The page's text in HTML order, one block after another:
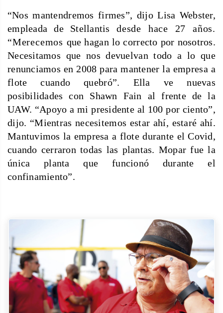
“Nos mantendremos firmes”, dijo Lisa Webster,
empleada de Stellantis desde hace 27 años.
“Merecemos que hagan lo correcto por nosotros.
Necesitamos que nos devuelvan todo a lo que
renunciamos en 2008 para mantener la empresa a
flote cuando quebró”. Ella ve nuevas
posibilidades con Shawn Fain al frente de la
UAW. “Apoyo a mi presidente al 100 por ciento”,
dijo. “Mientras necesitemos estar ahí, estaré ahí.
Mantuvimos la empresa a flote durante el Covid,
cuando cerraron todas las plantas. Mopar fue la
única planta que funcionó durante el
confinamiento”.